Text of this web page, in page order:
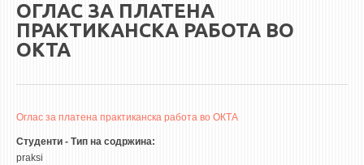
НАУЧНА ДЕЈНОСТ
МАШИНСКО ИНЖЕНЕРСТВО - НАУЧНО СПИСАНИЕ
QIM-SEE
ОГЛАС ЗА ПЛАТЕНА
ПРАКТИКАНСКА РАБОТА ВО
ОКТА
Оглас за платена практиканска работа во ОКТА
Студенти - Тип на содржина:
praksi